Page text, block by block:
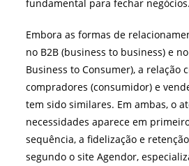
fundamental para fechar negócios.
Embora as formas de
no B2B (business to business) e
Business to Consumer), a relação
compradores (consumidor) e
tem sido similares. Em ambas, o
necessidades aparece em
sequência, a fidelização e
segundo o site Agendor,